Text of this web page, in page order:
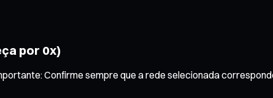
por 0x)
Confirme sempre que a rede selecionada